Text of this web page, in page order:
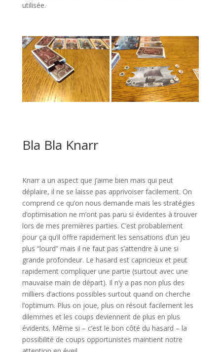
utilisée.
Bla Bla Knarr
Knarr a un aspect que j’aime bien mais qui peut
déplaire, il ne se laisse pas apprivoiser facilement. On
comprend ce qu’on nous demande mais les stratégies
d’optimisation ne m’ont pas paru si évidentes à trouver
lors de mes premières parties. C’est probablement
pour ça qu’il offre rapidement les sensations d’un jeu
plus “lourd” mais il ne faut pas s’attendre à une si
grande profondeur. Le hasard est capricieux et peut
rapidement compliquer une partie (surtout avec une
mauvaise main de départ). Il n’y a pas non plus des
milliers d’actions possibles surtout quand on cherche
l’optimum. Plus on joue, plus on résout facilement les
dilemmes et les coups deviennent de plus en plus
évidents. Même si – c’est le bon côté du hasard – la
possibilité de coups opportunistes maintient notre